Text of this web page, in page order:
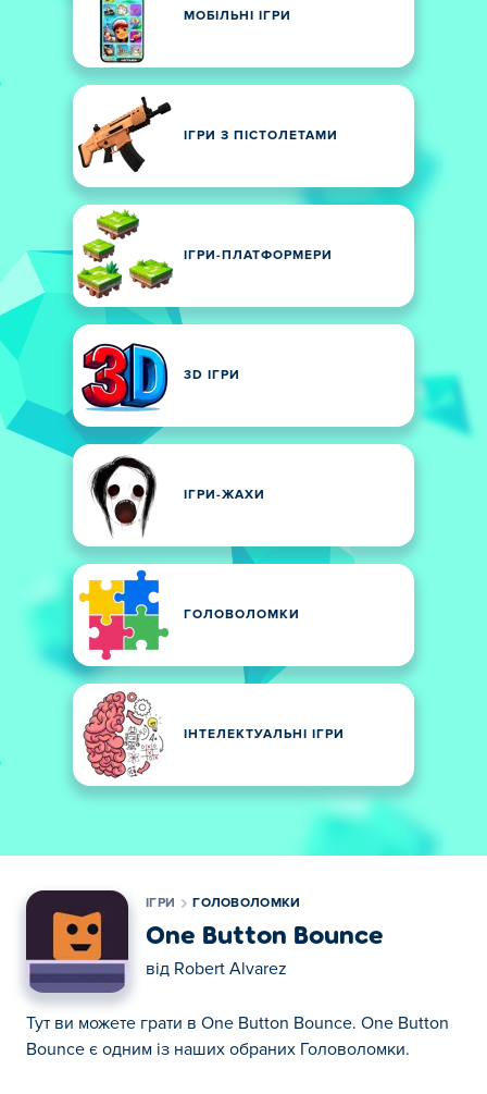
МОБІЛЬНІ ІГРИ
ІГРИ З ПІСТОЛЕТАМИ
ІГРИ-ПЛАТФОРМЕРИ
3D ІГРИ
ІГРИ-ЖАХИ
ГОЛОВОЛОМКИ
ІНТЕЛЕКТУАЛЬНІ ІГРИ
ІГРИ ГОЛОВОЛОМКИ
One Button Bounce
від Robert Alvarez
Тут ви можете грати в One Button Bounce. One Button
Bounce є одним із наших обраних Головоломки.